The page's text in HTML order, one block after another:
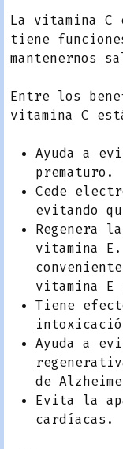
La vitamina C
tiene
mantenernos
Entre los
vitamina C
Ayuda a
prematuro.
Cede
evitando
Regenera
vitamina
vitamina E
Tiene
Ayuda a
de
Evita la
cardíacas.